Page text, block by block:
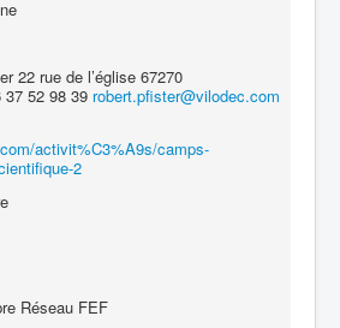
22 rue de l’église 67270
52 98 39 robert.pfister@vilodec.com
activit%C3%A9s/camps-
2
Réseau FEF